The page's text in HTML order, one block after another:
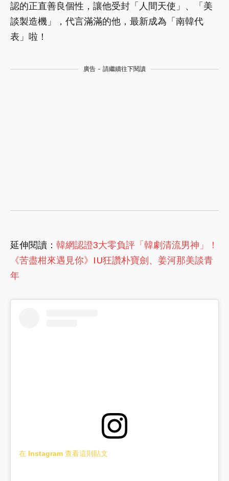
認的正直善良個性，讓他受封「人間天使」、「美
談製造機」，代言滿滿的他，最新成為「南韓代
表」啦！
廣告 - 請繼續往下閱讀
延伸閱讀： 韓網認證3大零負評「韓劇清流男神」！
《苦盡柑來遇見你》IU狂讚朴寶劍、姜河那美談青
年
在 Instagram 查看這則貼文